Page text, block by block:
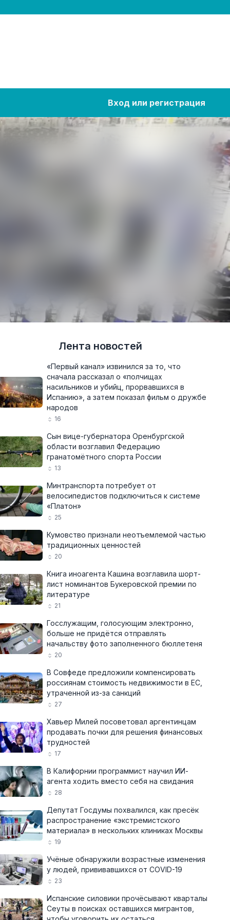
Вход или регистрация
Лента новостей
«Первый канал» извинился за то, что
сначала рассказал о «полчищах
насильников и убийц, прорвавшихся в
Испанию», а затем показал фильм о дружбе
народов
16
Сын вице-губернатора Оренбургской
области возглавил Федерацию
гранатомётного спорта России
13
Минтранспорта потребует от
велосипедистов подключиться к системе
«Платон»
25
Кумовство признали неотъемлемой частью
традиционных ценностей
20
Книга иноагента Кашина возглавила шорт-
лист номинантов Букеровской премии по
литературе
21
Госслужащим, голосующим электронно,
больше не придётся отправлять
начальству фото заполненного бюллетеня
20
В Совфеде предложили компенсировать
россиянам стоимость недвижимости в ЕС,
утраченной из-за санкций
27
Хавьер Милей посоветовал аргентинцам
продавать почки для решения финансовых
трудностей
17
В Калифорнии программист научил ИИ-
агента ходить вместо себя на свидания
28
Депутат Госдумы похвалился, как пресёк
распространение «экстремистского
материала» в нескольких клиниках Москвы
19
Учёные обнаружили возрастные изменения
у людей, прививавшихся от COVID-19
23
Испанские силовики прочёсывают кварталы
Сеуты в поисках оставшихся мигрантов,